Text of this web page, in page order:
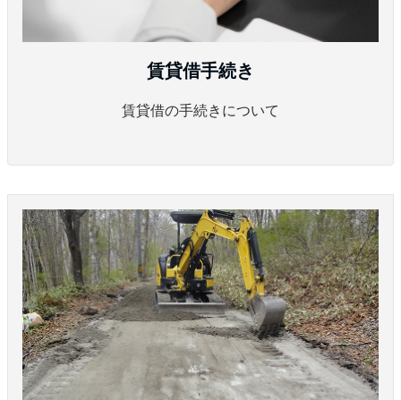
賃貸借手続き
賃貸借の手続きについて